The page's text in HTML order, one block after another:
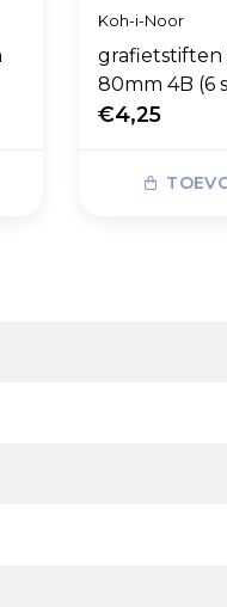
Koh-i-Noor
grafietstiften
80mm 4B (6
€4,25